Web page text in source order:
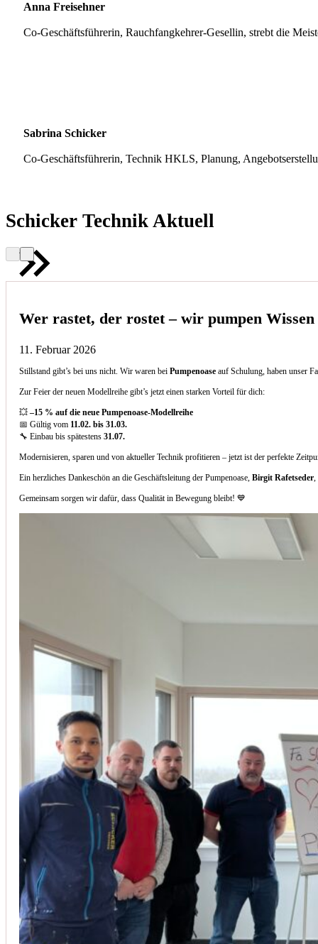
Anna Freisehner
Co-Geschäftsführerin, Rauchfangkehrer-Gesellin, strebt die
Sabrina Schicker
Co-Geschäftsführerin, Technik HKLS, Planung,
Schicker Technik Aktuell
Wer rastet, der rostet – wir pumpen
11. Februar 2026
Stillstand gibt’s bei uns nicht. Wir waren beiPumpenoase auf Schulung, haben unser
Zur Feier der neuen Modellreihe gibt’s jetzt einen starken Vorteil für dich:
💥–15 % auf die neue Pumpenoase-Modellreihe
📅 Gültig vom 11.02. bis 31.03.
🔧 Einbau bis spätestens31.07.
Modernisieren, sparen und von aktueller Technik profitieren – jetzt ist der perfekte
Ein herzliches Dankeschön an die Geschäftsleitung der Pumpenoase,Birgit Rafetseder
Gemeinsam sorgen wir dafür, dass Qualität in Bewegung bleibt! 💙